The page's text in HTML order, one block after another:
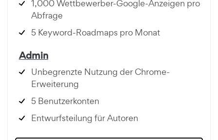
1,000 Wettbewerber-Google-Anzeigen pro
Abfrage
5 Keyword-Roadmaps pro Monat
Admin
Unbegrenzte Nutzung der Chrome-
Erweiterung
5 Benutzerkonten
Entwurfsteilung für Autoren